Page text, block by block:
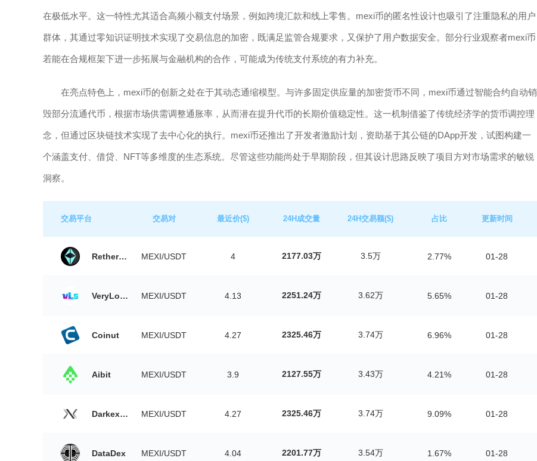
在极低水平。这一特性尤其适合高频小额支付场景，例如跨境汇款和线上零售。mexi币的匿名性设计也吸引了注重隐私的用户
群体，其通过零知识证明技术实现了交易信息的加密，既满足监管合规要求，又保护了用户数据安全。部分行业观察者mexi币
若能在合规框架下进一步拓展与金融机构的合作，可能成为传统支付系统的有力补充。
在亮点特色上，mexi币的创新之处在于其动态通缩模型。与许多固定供应量的加密货币不同，mexi币通过智能合约自动销
毁部分流通代币，根据市场供需调整通胀率，从而潜在提升代币的长期价值稳定性。这一机制借鉴了传统经济学的货币调控理
念，但通过区块链技术实现了去中心化的执行。mexi币还推出了开发者激励计划，资助基于其公链的DApp开发，试图构建一
个涵盖支付、借贷、NFT等多维度的生态系统。尽管这些功能尚处于早期阶段，但其设计思路反映了项目方对市场需求的敏锐
洞察。
交易平台 交易对 最近价($) 24H成交量 24H交易额($) 占比 更新时间
Retherswap MEXI/USDT 4 2177.03万 3.5万 2.77% 01-28
VeryLongSwap MEXI/USDT 4.13 2251.24万 3.62万 5.65% 01-28
Coinut MEXI/USDT 4.27 2325.46万 3.74万 6.96% 01-28
Aibit MEXI/USDT 3.9 2127.55万 3.43万 4.21% 01-28
Darkex Exchange MEXI/USDT 4.27 2325.46万 3.74万 9.09% 01-28
DataDex MEXI/USDT 4.04 2201.77万 3.54万 1.67% 01-28